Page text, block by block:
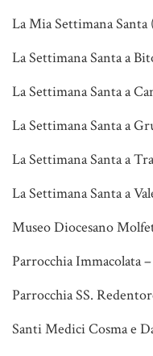
La Mia Settimana
La Settimana Santa a
La Settimana Santa a
La Settimana Santa a
La Settimana Santa a
La Settimana Santa a
Museo Diocesano
Parrocchia Immacolata
Parrocchia SS.
Santi Medici Cosma e